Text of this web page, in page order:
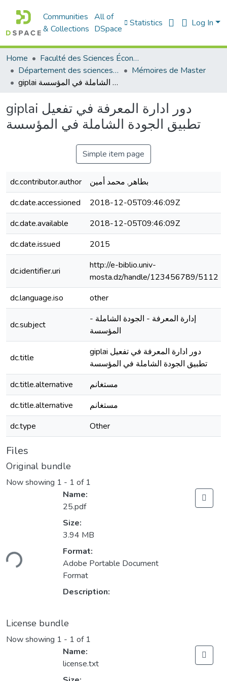
Communities
& Collections
All of
DSpace
Statistics Log In
Home
Faculté des Sciences Économiques Commerciales et des Sciences de Gestion
Département des sciences de gestion
Mémoires de Master
giplai دور ادارة المعرفة في تفعيل تطبيق الجودة الشاملة في المؤسسة
giplai دور ادارة المعرفة في تفعيل
تطبيق الجودة الشاملة في المؤسسة
Simple item page
dc.contributor.author
بطاهر, محمد أمين
dc.date.accessioned
2018-12-05T09:46:09Z
dc.date.available
2018-12-05T09:46:09Z
dc.date.issued
2015
dc.identifier.uri
http://e-biblio.univ-
mosta.dz/handle/123456789/5112
dc.language.iso
other
dc.subject
إدارة المعرفة - الجودة الشاملة -
المؤسسة
dc.title
giplai دور ادارة المعرفة في تفعيل
تطبيق الجودة الشاملة في المؤسسة
dc.title.alternative مستغانم
dc.title.alternative
مستغانم
dc.type
Other
Files
Original bundle
Now showing 1 - 1 of 1
Name:
25.pdf
Size:
3.94 MB
Format:
Adobe Portable Document
Format
Description:
License bundle
Now showing 1 - 1 of 1
Name:
license.txt